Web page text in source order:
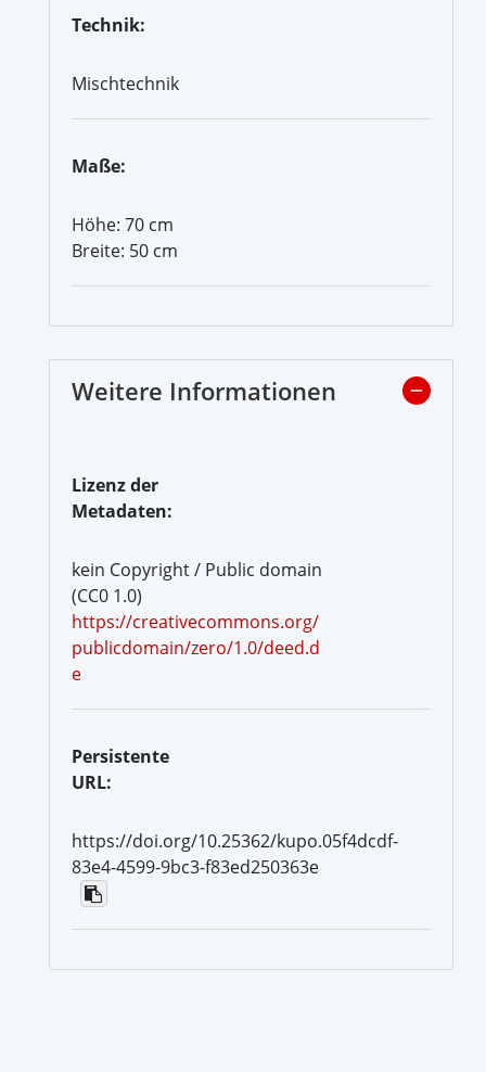
Technik:
Mischtechnik
Maße:
Höhe: 70 cm
Breite: 50 cm
Weitere Informationen
Lizenz der
Metadaten:
kein Copyright / Public domain
(CC0 1.0)
https://creativecommons.org/
publicdomain/zero/1.0/deed.d
e
Persistente
URL:
https://doi.org/10.25362/kupo.05f4dcdf-
83e4-4599-9bc3-f83ed250363e